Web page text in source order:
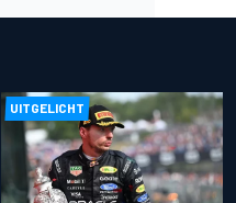
UITGELICHT